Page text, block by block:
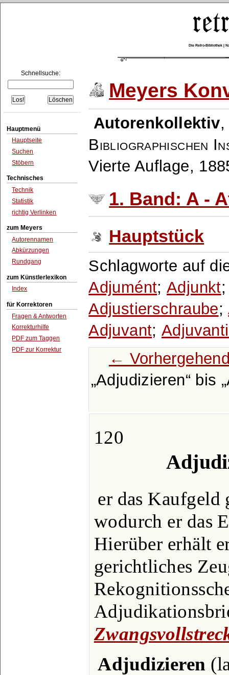
Die Retro-Bibliothek |
Schnellsuche:
Hauptmenü
Hauptseite
Suchen
Stöbern
Technisches
Technik
Statistik
richtig Verlinken
zum Meyers
Autorennamen
Abkürzungen
Rundgang
zum Künstlerlexikon
Index
für Korrektoren
Fragen & Antworten
Korrekturhilfe
PDF zum Taggen
PDF zur Korrektur
Meyers
Autorenkollektiv
Bibliographischen
Vierte Auflage,
1. Band: A -
Hauptstück
Schlagworte auf
Adjumént; Adjunkt
Adjustierschraube;
Adjuvant;
←
Adjudizieren bis
120
er das Kaufgeld
wodurch er das
Hierüber erhält
gerichtliches
Adjudizieren